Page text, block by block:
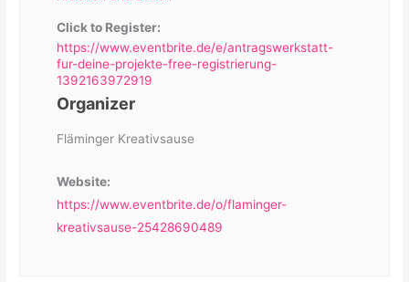
Click to Register:
https://www.eventbrite.de/e/antragswerkstatt-
fur-deine-projekte-free-registrierung-
1392163972919
Organizer
Fläminger Kreativsause
Website:
https://www.eventbrite.de/o/flaminger-
kreativsause-25428690489